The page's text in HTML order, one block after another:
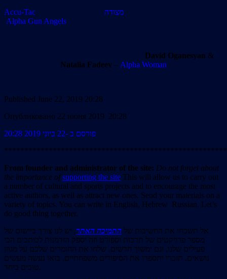
Accu-Tac מצודה
Alpha Gun Angels
David Oganesyan &
Natalia Fadeev – Alpha Woman
Published June 22, 2019 20:28
Опубликовано 22 июня 2019 20:28
פורסם ב -22 ביוני 2019 20:28
From founder and administrator of the site: Do not forget about
the importance ofsupporting the site This will allow us to carry out
a number of cultural and sports projects and to encourage the most
active authors, as well as attract new ones. Send your materials on a
variety of topics. You can write in English, Hebrew Russian. Let’s
do good thing together.
אל תשכחו את החשיבות של התמיכה האתר, יש לנו צורך ביישום של
מספר פרויקטים של תרבות וספורט וזה יספק הזדמנות לכותבים הכי
פעילים שלנו, וגם ימשוך חדשים. שלחו את החומרים שלכם על מגוון
נושאים, תזכרו ותספרו את הסיפורים משפחתיים. בואו נעשה מעשים
טובים ביחד.